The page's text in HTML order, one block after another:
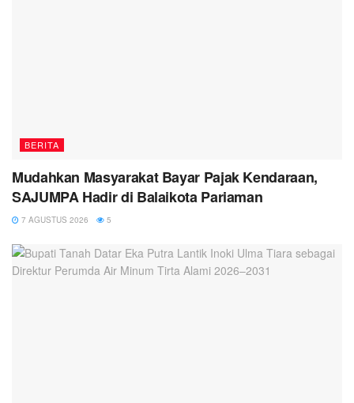
BERITA
Mudahkan Masyarakat Bayar Pajak Kendaraan,
SAJUMPA Hadir di Balaikota Pariaman
7 AGUSTUS 2026 5